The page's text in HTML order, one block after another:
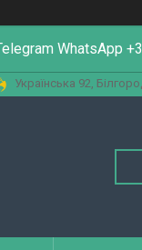
WhatsApp
Українська 92,